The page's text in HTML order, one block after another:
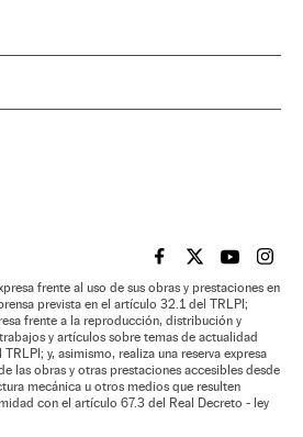
EL PAÍS BRASIL EN
EL PAÍSEL PAÍS
EL
frente al uso de sus obras y prestaciones en
prevista en el artículo 32.1 del TRLPI;
frente a la reproducción, distribución y
y artículos sobre temas de actualidad
y, asimismo, realiza una reserva expresa
las obras y otras prestaciones accesibles desde
mecánica u otros medios que resulten
con el artículo 67.3 del Real Decreto - ley